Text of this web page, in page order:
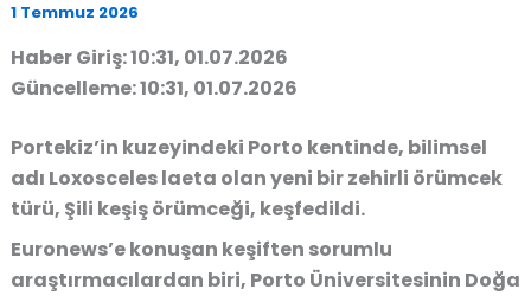
1 Temmuz 2026
Haber Giriş: 10:31, 01.07.2026
Güncelleme: 10:31, 01.07.2026
Portekiz’in kuzeyindeki Porto kentinde, bilimsel
adı Loxosceles laeta olan yeni bir zehirli örümcek
türü, Şili keşiş örümceği, keşfedildi.
Euronews’e konuşan keşiften sorumlu
araştırmacılardan biri, Porto Üniversitesinin Doğa